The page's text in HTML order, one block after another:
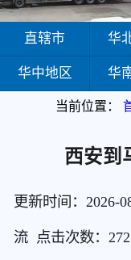
直辖市 华
华中地区 华
当前位置：
西安到
更新时间：2026-
流 点击次数： 272